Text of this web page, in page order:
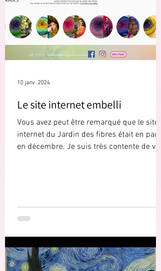
Le site internet embelli
Vous avez peut être remarqué que le site
internet du Jardin des fibres était en
en décembre. Je suis très contente de
10 janv. 2024